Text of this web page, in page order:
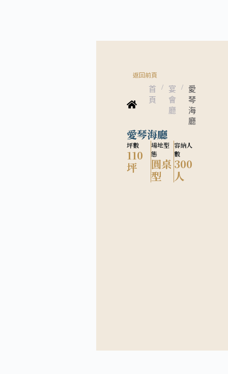
返回前頁
首
頁
/
宴
會
廳
/
愛
琴
海
廳
愛琴海廳
坪數
110
坪
場地型
態
圓桌
型
容納人
數
300
人